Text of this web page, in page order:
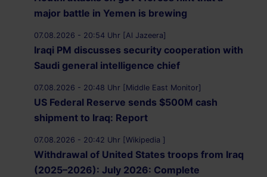
major battle in Yemen is brewing
07.08.2026 - 20:54 Uhr [Al Jazeera]
Iraqi PM discusses security cooperation with
Saudi general intelligence chief
07.08.2026 - 20:48 Uhr [Middle East Monitor]
US Federal Reserve sends $500M cash
shipment to Iraq: Report
07.08.2026 - 20:42 Uhr [Wikipedia ]
Withdrawal of United States troops from Iraq
(2025–2026): July 2026: Complete